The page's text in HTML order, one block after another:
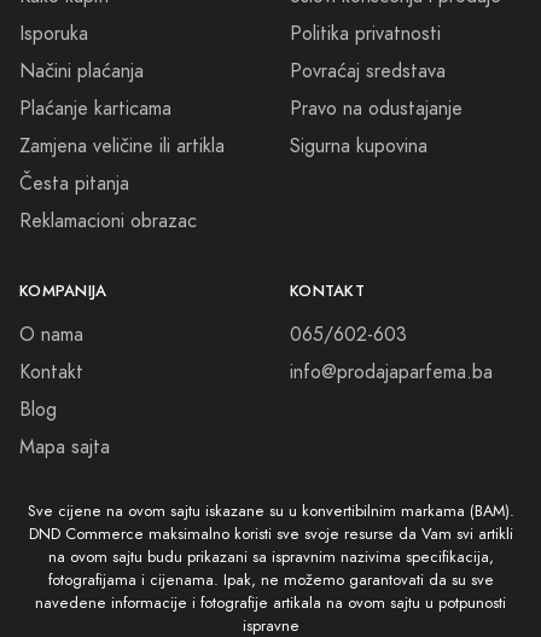
Isporuka
Načini plaćanja
Plaćanje karticama
Zamjena veličine ili artikla
Česta pitanja
Reklamacioni obrazac
Politika privatnosti
Povraćaj sredstava
Pravo na odustajanje
Sigurna kupovina
KOMPANIJA
O nama
Kontakt
Blog
Mapa sajta
KONTAKT
065/602-603
info@prodajaparfema.ba
Sve cijene na ovom sajtu iskazane su u konvertibilnim markama (BAM).
DND Commerce maksimalno koristi sve svoje resurse da Vam svi artikli
na ovom sajtu budu prikazani sa ispravnim nazivima specifikacija,
fotografijama i cijenama. Ipak, ne možemo garantovati da su sve
navedene informacije i fotografije artikala na ovom sajtu u potpunosti
ispravne